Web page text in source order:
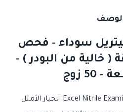
سوداء - فحص
( خالية من البودر ) -
تُعد قفازات Excel Nitrile Examination Gloves الخيار الأمثل